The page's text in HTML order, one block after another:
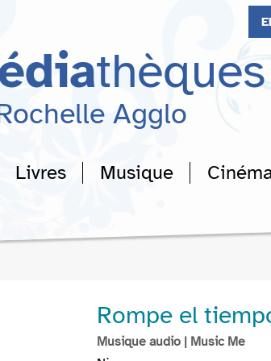
thèques
Agglo
Livres Musique
Rompe el
Musique audio | Music Me